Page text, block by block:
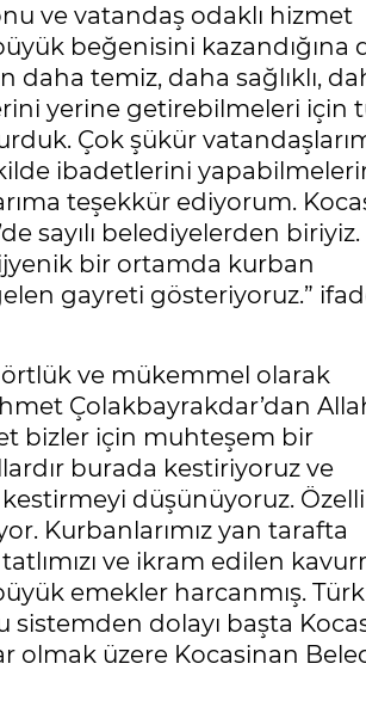
ve vatandaş odaklı hizmet
beğenisini kazandığına
temiz, daha sağlıklı,
yerine getirebilmeleri için
Çok şükür
ibadetlerini
teşekkür ediyorum.
sayılı belediyelerden biriyiz.
bir ortamda kurban
gayreti gösteriyoruz.”
ve mükemmel olarak
Çolakbayrakdar’dan
bizler için muhteşem bir
burada kestiriyoruz ve
düşünüyoruz.
Kurbanlarımız yan tarafta
ve ikram edilen
emekler harcanmış.
dolayı başta
olmak üzere Kocasinan